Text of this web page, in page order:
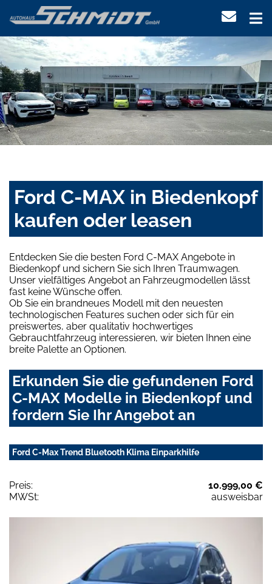
Ford C-MAX in Biedenkopf
kaufen oder leasen
Entdecken Sie die besten Ford C-MAX Angebote in
Biedenkopf und sichern Sie sich Ihren Traumwagen.
Unser vielfältiges Angebot an Fahrzeugmodellen lässt
fast keine Wünsche offen.
Ob Sie ein brandneues Modell mit den neuesten
technologischen Features suchen oder sich für ein
preiswertes, aber qualitativ hochwertiges
Gebrauchtfahrzeug interessieren, wir bieten Ihnen eine
breite Palette an Optionen.
Erkunden Sie die gefundenen Ford
C-MAX Modelle in Biedenkopf und
fordern Sie Ihr Angebot an
Ford C-Max Trend Bluetooth Klima Einparkhilfe
Preis:
10.999,00 €
MWSt:
ausweisbar